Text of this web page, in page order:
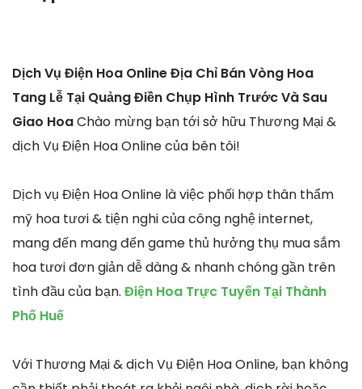
Dịch Vụ Điện Hoa Online Địa Chỉ Bán Vòng Hoa
Tang Lễ Tại Quảng Điền Chụp Hình Trước Và Sau
Giao HoaChào mừng bạn tới sở hữu Thương Mại &
dịch Vụ Điện Hoa Online của bên tôi!
Dịch vụ Điện Hoa Online là việc phối hợp thân thẩm
mỹ hoa tươi & tiện nghi của công nghệ internet,
mang đến mang đến game thủ hưởng thụ mua sắm
hoa tươi đơn giản dễ dàng & nhanh chóng gần trên
tình đầu của bạn. Điện Hoa Trực Tuyến Tại Thành
Phố Huế
Với Thương Mại & dịch Vụ Điện Hoa Online, bạn không